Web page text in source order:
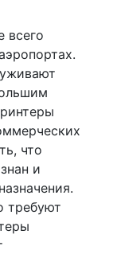
всего
что
и
требуют